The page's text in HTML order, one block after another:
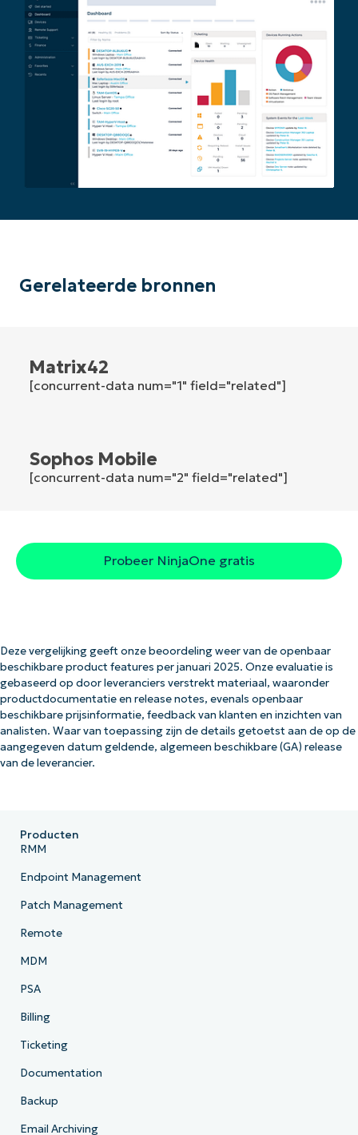
Gerelateerde bronnen
Matrix42
[concurrent-data num="1" field="related"]
Sophos Mobile
[concurrent-data num="2" field="related"]
Probeer NinjaOne gratis
Begin uw trial van 14 dagen
Geen creditcard nodig, volledige toegang tot
First
number*
Land
name*
Deze vergelijking geeft onze beoordeling weer van de openbaar
beschikbare product features per januari 2025. Onze evaluatie is
gebaseerd op door leveranciers verstrekt materiaal, waaronder
productdocumentatie en release notes, evenals openbaar
beschikbare prijsinformatie, feedback van klanten en inzichten van
analisten. Waar van toepassing zijn de details getoetst aan de op de
aangegeven datum geldende, algemeen beschikbare (GA) release
van de leverancier.
Producten
RMM
Endpoint Management
Patch Management
Remote
MDM
PSA
Billing
Ticketing
Documentation
Backup
Email Archiving